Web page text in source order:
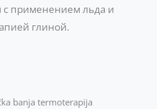
с применением льда и
глиной.